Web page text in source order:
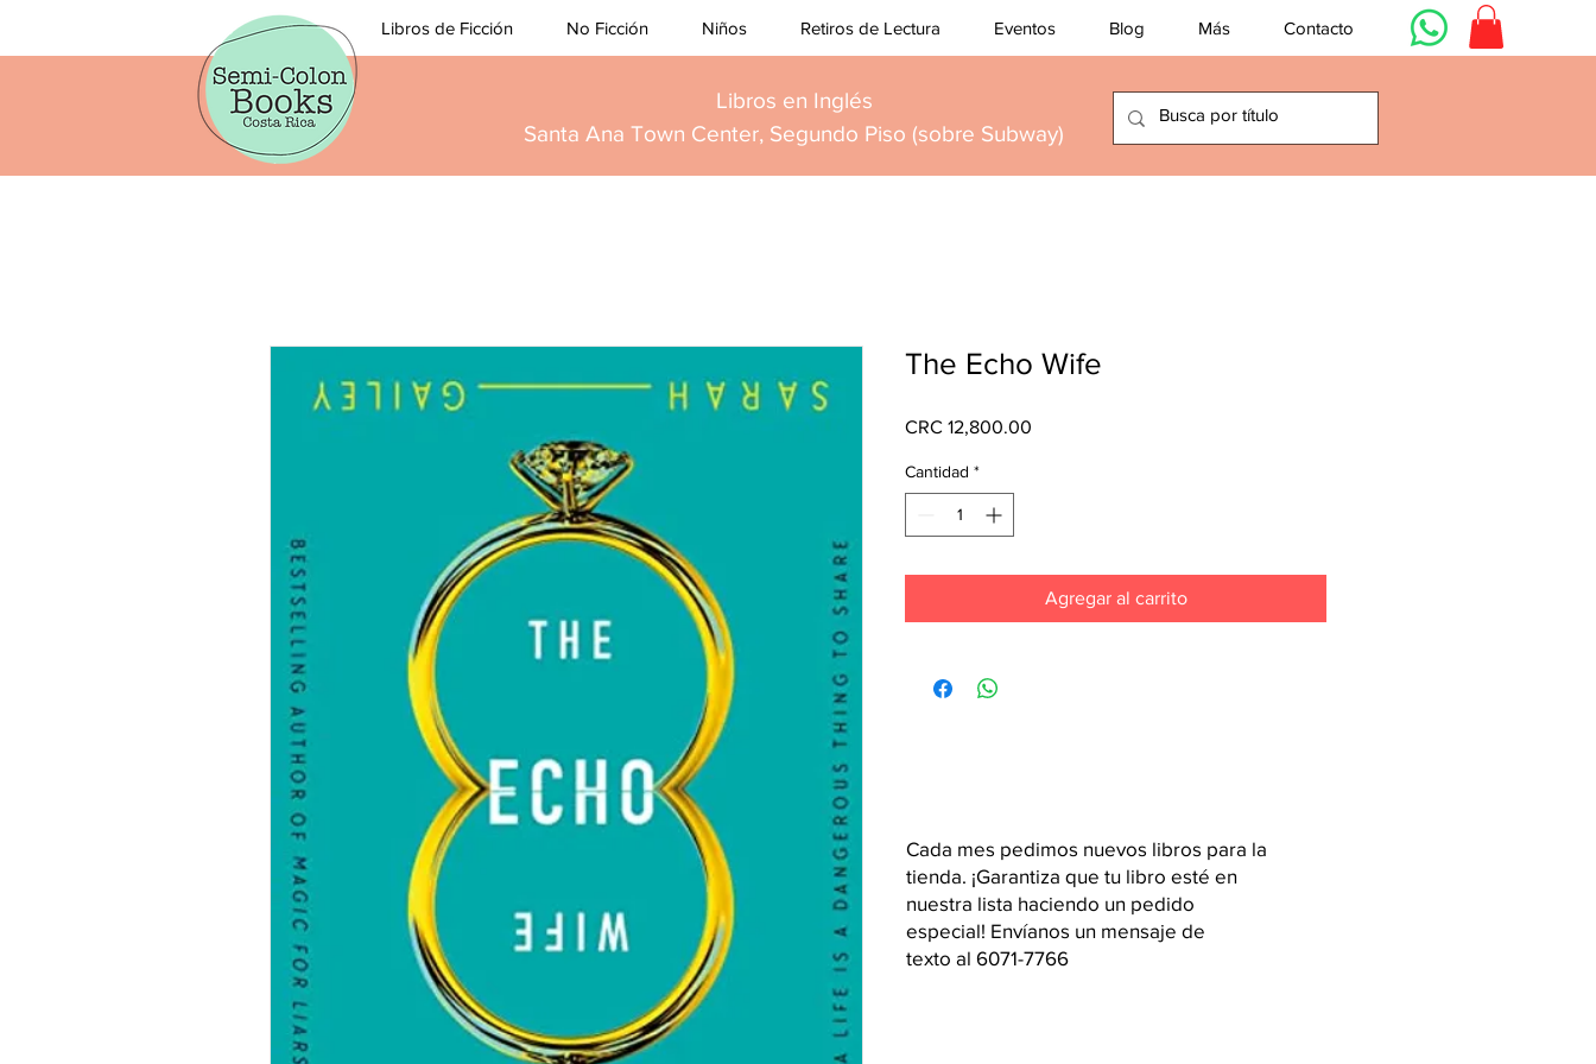
Libros de Ficción No Ficción Niños Retiros de Lectura Eventos Blog Más Contacto
Libros en Inglés
Santa Ana Town Center, Segundo Piso (sobre Subway)
The Echo Wife
CRC 12,800.00
Cantidad *
Agregar al carrito
Cada mes pedimos nuevos libros para la
tienda. ¡Garantiza que tu libro esté en
nuestra lista haciendo un pedido
especial! Envíanos un mensaje de
texto al 6071-7766